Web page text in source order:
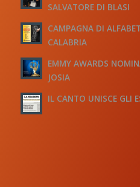
SALVATORE DI BLASI
CAMPAGNA DI
CALABRIA
EMMY AWARDS
JOSIA
IL CANTO UNISCE GLI